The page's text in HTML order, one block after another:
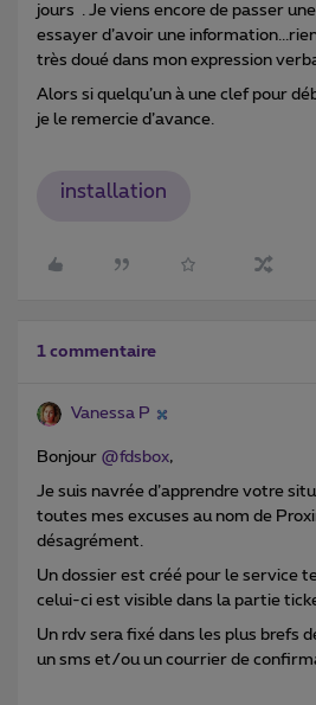
jours . Je viens encore de passer
essayer d’avoir une
très doué dans mon expression
Alors si quelqu’un à une clef pour
je le remercie d’avance.
installation
1 commentaire
Vanessa P
Bonjour @fdsbox,
Je suis navrée d’apprendre votre
toutes mes excuses au nom de
désagrément.
Un dossier est créé pour le service
celui-ci est visible dans la partie
Un rdv sera fixé dans les plus brefs
un sms et/ou un courrier de